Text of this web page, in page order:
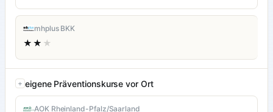
mhplus BKK
★★ ★
eigene Präventionskurse vor Ort
AOK Rheinland-Pfalz/Saarland